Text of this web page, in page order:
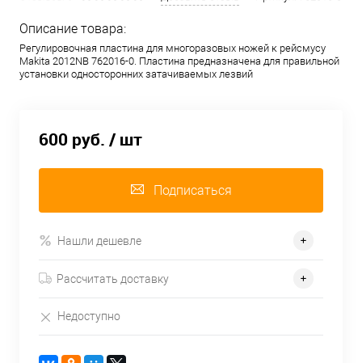
Описание товара:
Регулировочная пластина для многоразовых ножей к рейсмусу
Makita 2012NB 762016-0. Пластина предназначена для правильной
установки односторонних затачиваемых лезвий
600 руб. / шт
Подписаться
Нашли дешевле
Рассчитать доставку
Недоступно